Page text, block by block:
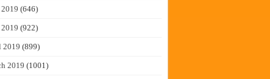
2019 (646)
(922)
2019 (899)
2019 (1001)